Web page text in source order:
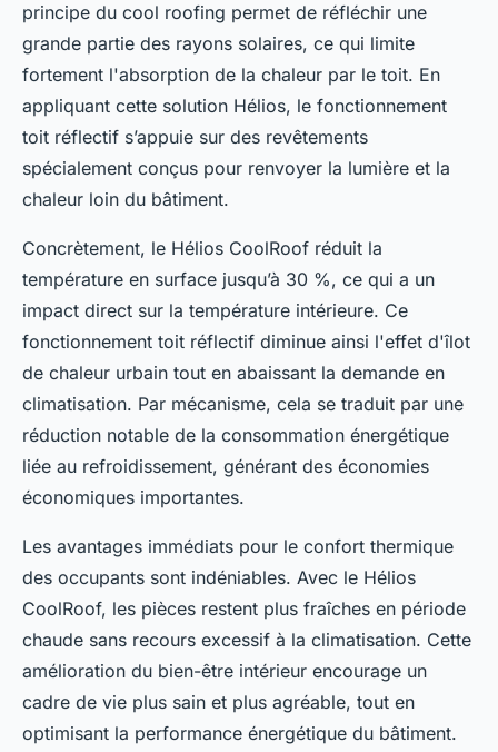
principe du cool roofing permet de réfléchir une
grande partie des rayons solaires, ce qui limite
fortement l'absorption de la chaleur par le toit. En
appliquant cette solution Hélios, le fonctionnement
toit réflectif s’appuie sur des revêtements
spécialement conçus pour renvoyer la lumière et la
chaleur loin du bâtiment.
Concrètement, le Hélios CoolRoof réduit la
température en surface jusqu’à 30 %, ce qui a un
impact direct sur la température intérieure. Ce
fonctionnement toit réflectif diminue ainsi l'effet d'îlot
de chaleur urbain tout en abaissant la demande en
climatisation. Par mécanisme, cela se traduit par une
réduction notable de la consommation énergétique
liée au refroidissement, générant des économies
économiques importantes.
Les avantages immédiats pour le confort thermique
des occupants sont indéniables. Avec le Hélios
CoolRoof, les pièces restent plus fraîches en période
chaude sans recours excessif à la climatisation. Cette
amélioration du bien-être intérieur encourage un
cadre de vie plus sain et plus agréable, tout en
optimisant la performance énergétique du bâtiment.